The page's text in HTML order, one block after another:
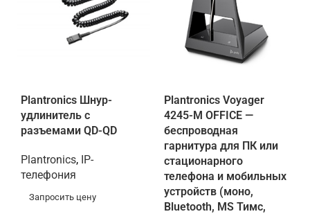
Plantronics Шнур-
удлинитель с
разъемами QD-QD
Plantronics, IP-
телефония
Запросить цену
Plantronics Voyager
4245-M OFFICE —
беспроводная
гарнитура для ПК или
стационарного
телефона и мобильных
устройств (моно,
Bluetooth, MS Тимс,